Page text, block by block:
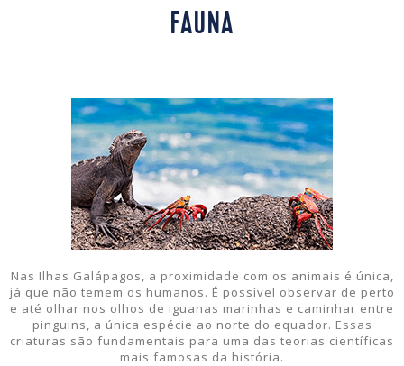
FAUNA
Nas Ilhas Galápagos, a proximidade com os animais é única,
já que não temem os humanos. É possível observar de perto
e até olhar nos olhos de iguanas marinhas e caminhar entre
pinguins, a única espécie ao norte do equador. Essas
criaturas são fundamentais para uma das teorias científicas
mais famosas da história.